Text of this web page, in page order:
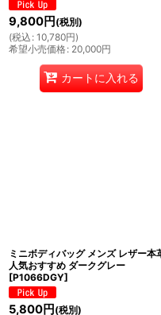
9,800円 (税別)
(税込 : 10,780円)
希望小売価格: 20,000円
カートに入れる
ミニボディバッグ メンズ レザー本
人気おすすめ ダークグレー
[P1066DGY]
5,800円 (税別)